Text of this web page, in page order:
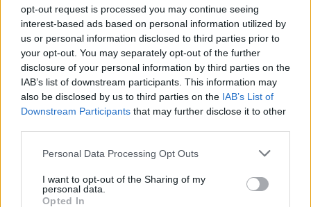
opt-out request is processed you may continue seeing
interest-based ads based on personal information utilized by
us or personal information disclosed to third parties prior to
your opt-out. You may separately opt-out of the further
disclosure of your personal information by third parties on the
IAB’s list of downstream participants. This information may
also be disclosed by us to third parties on the IAB’s List of
Downstream Participants that may further disclose it to other
Personal Data Processing Opt Outs
I want to opt-out of the Sharing of my
personal data.
Opted In